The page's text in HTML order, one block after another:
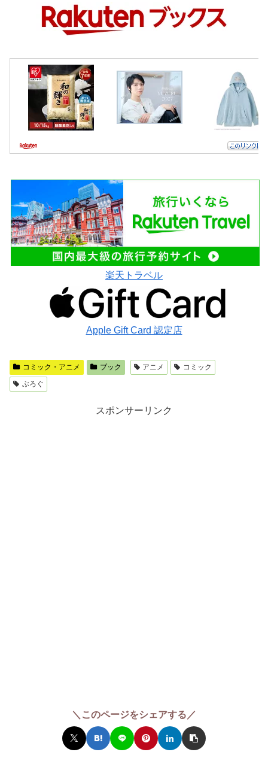
楽天トラベル
Apple Gift Card 認定店
コミック・アニメ ブック アニメ
コミック
ぶろぐ
スポンサーリンク
＼このページをシェアする／